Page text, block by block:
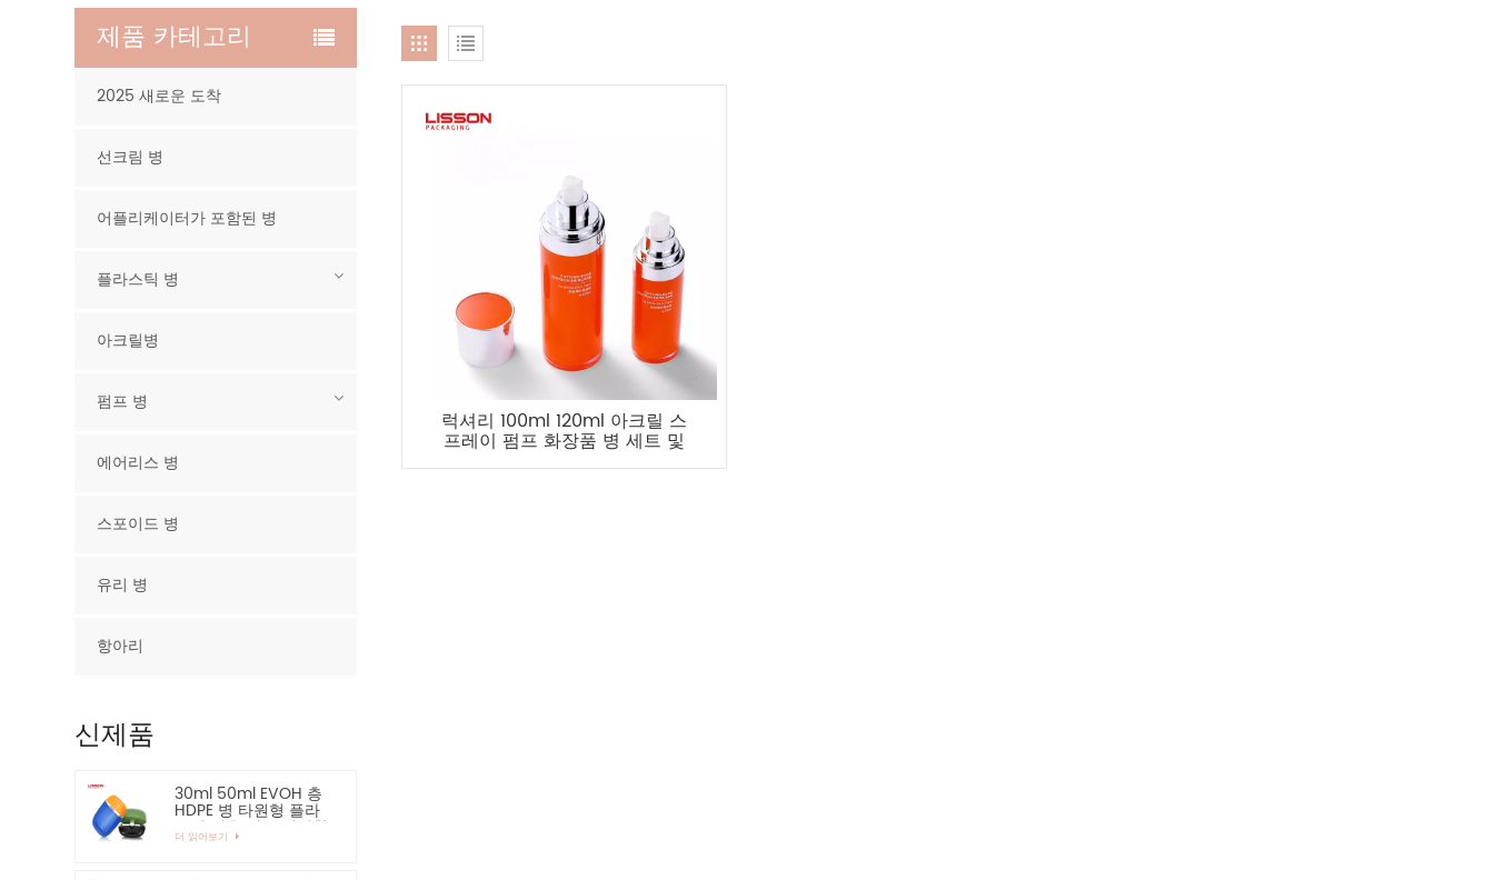
럭셔리 100ml 120ml 아크릴 스
프레이 펌프 화장품 병 세트 및
크림 항아리 공급
제품 카테고리
2025 새로운 도착
선크림 병
어플리케이터가 포함된 병
플라스틱 병
아크릴병
펌프 병
에어리스 병
스포이드 병
유리 병
항아리
신제품
30ml 50ml EVOH 층
HDPE 병 타원형 플라
스틱 병을 적극 권장합
니다.
더 읽어보기